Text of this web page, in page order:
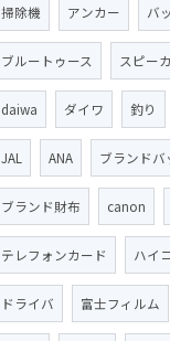
掃除機 アンカー バ
ブルートゥース スピー
daiwa ダイワ 釣り
JAL ANA ブランドバ
ブランド財布 canon
テレフォンカード ハイ
ドライバ 富士フィルム